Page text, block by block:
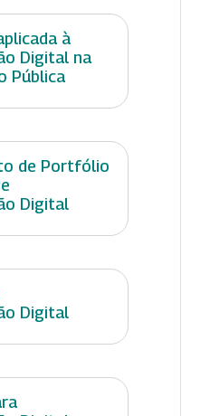
à
Digital na
Pública
de Portfólio
Digital
Digital